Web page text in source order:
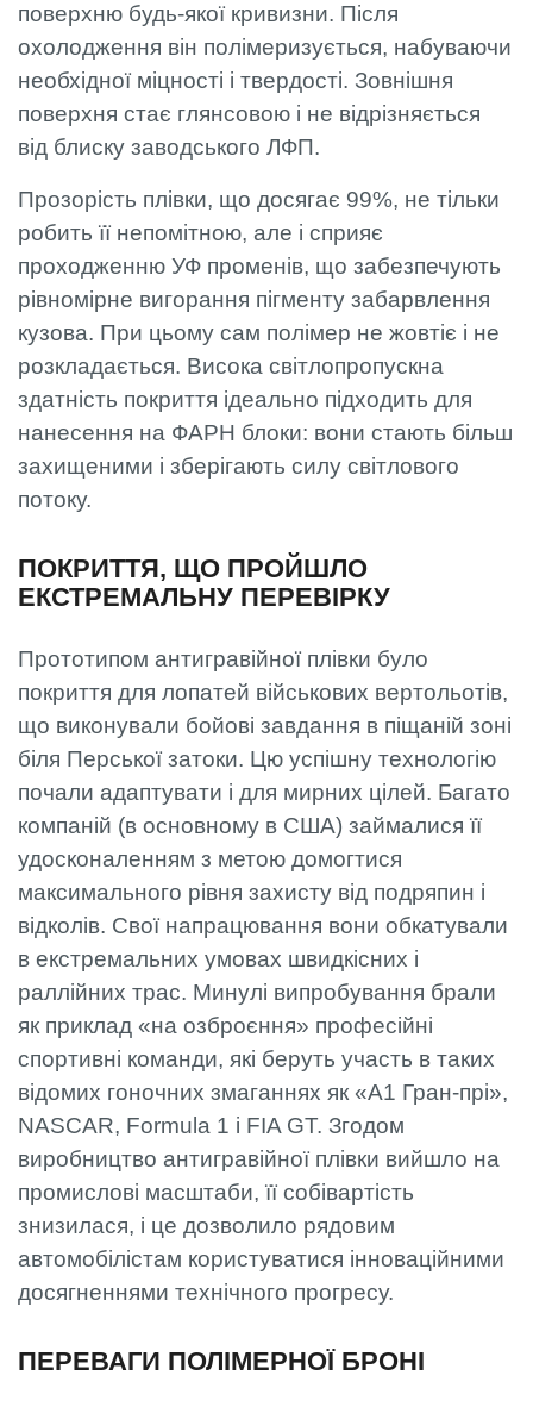
поверхню будь-якої кривизни. Після
охолодження він полімеризується, набуваючи
необхідної міцності і твердості. Зовнішня
поверхня стає глянсовою і не відрізняється
від блиску заводського ЛФП.
Прозорість плівки, що досягає 99%, не тільки
робить її непомітною, але і сприяє
проходженню УФ променів, що забезпечують
рівномірне вигорання пігменту забарвлення
кузова. При цьому сам полімер не жовтіє і не
розкладається. Висока світлопропускна
здатність покриття ідеально підходить для
нанесення на ФАРН блоки: вони стають більш
захищеними і зберігають силу світлового
потоку.
ПОКРИТТЯ, ЩО ПРОЙШЛО
ЕКСТРЕМАЛЬНУ ПЕРЕВІРКУ
Прототипом антигравійної плівки було
покриття для лопатей військових вертольотів,
що виконували бойові завдання в піщаній зоні
біля Перської затоки. Цю успішну технологію
почали адаптувати і для мирних цілей. Багато
компаній (в основному в США) займалися її
удосконаленням з метою домогтися
максимального рівня захисту від подряпин і
відколів. Свої напрацювання вони обкатували
в екстремальних умовах швидкісних і
раллійних трас. Минулі випробування брали
як приклад «на озброєння» професійні
спортивні команди, які беруть участь в таких
відомих гоночних змаганнях як «А1 Гран-прі»,
NASCAR, Formula 1 і FIA GT. Згодом
виробництво антигравійної плівки вийшло на
промислові масштаби, її собівартість
знизилася, і це дозволило рядовим
автомобілістам користуватися інноваційними
досягненнями технічного прогресу.
ПЕРЕВАГИ ПОЛІМЕРНОЇ БРОНІ